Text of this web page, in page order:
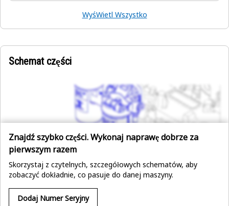
WyśWietl Wszystko
Schemat części
Znajdź szybko części. Wykonaj naprawę dobrze za
pierwszym razem
Skorzystaj z czytelnych, szczegółowych schematów, aby
zobaczyć dokładnie, co pasuje do danej maszyny.
Dodaj Numer Seryjny